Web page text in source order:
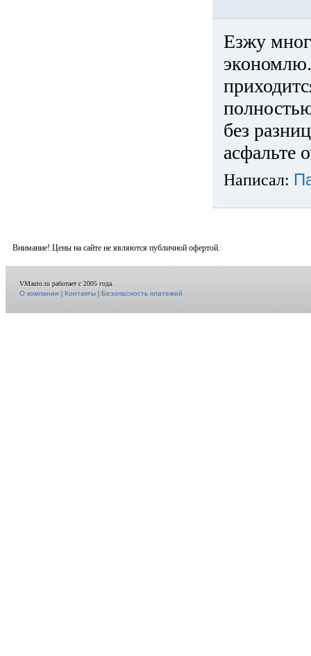
Езжу
без
асфальте
Написал:
Внимание! Цены на сайте не являются публичной офертой.
VMauto.ru работает с 2005 года.
О компании|Контакты|Безопасность платежей